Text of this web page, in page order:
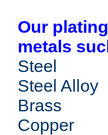
Our
metals
Steel
Steel Alloy
Brass
Copper